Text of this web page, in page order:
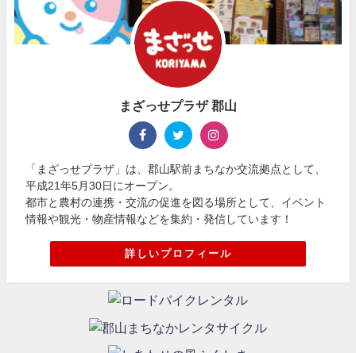
まざっせプラザ 郡山
「まざっせプラザ」は、郡山駅前まちなか交流拠点として、
平成21年5月30日にオープン。
都市と農村の連携・交流の促進を図る場所として、イベント
情報や観光・物産情報などを集約・発信しています！
詳しいプロフィール